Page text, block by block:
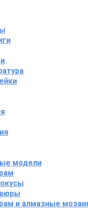
модели
и алмазные